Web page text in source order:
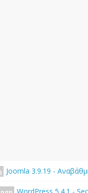
Joomla 3.9.19 -